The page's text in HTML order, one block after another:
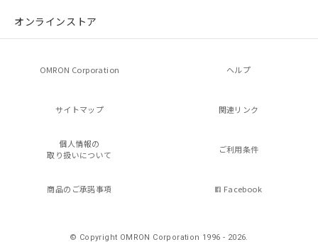
オンラインストア
OMRON Corporation ヘルプ
サイトマップ 関連リンク
個人情報の
取り扱いについて
ご利用条件
商品のご承諾事項 Facebook
© Copyright OMRON Corporation 1996 - 2026.